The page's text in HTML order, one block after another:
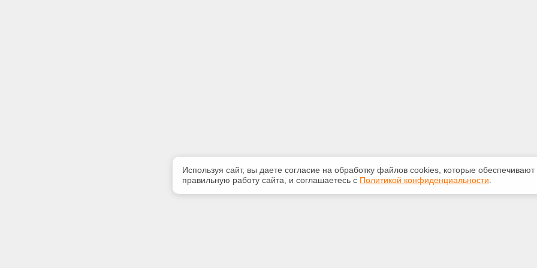
Используя сайт, вы даете согласие на обработку файлов сооkiеs, которые обеспечивают
правильную работу сайта, и соглашаетесь с Политикой конфиденциальности